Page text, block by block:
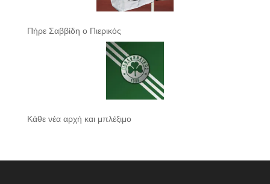
Πήρε Σαββίδη ο Πιερικός
Κάθε νέα αρχή και μπλέξιμο